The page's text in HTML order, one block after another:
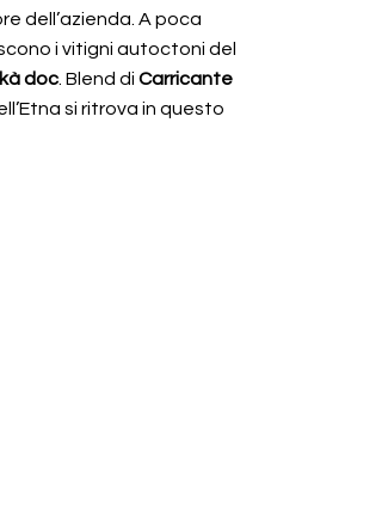
dell’azienda. A poca
i vitigni autoctoni del
doc . Blend di Carricante
si ritrova in questo